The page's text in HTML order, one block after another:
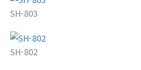
SH-803
SH-802